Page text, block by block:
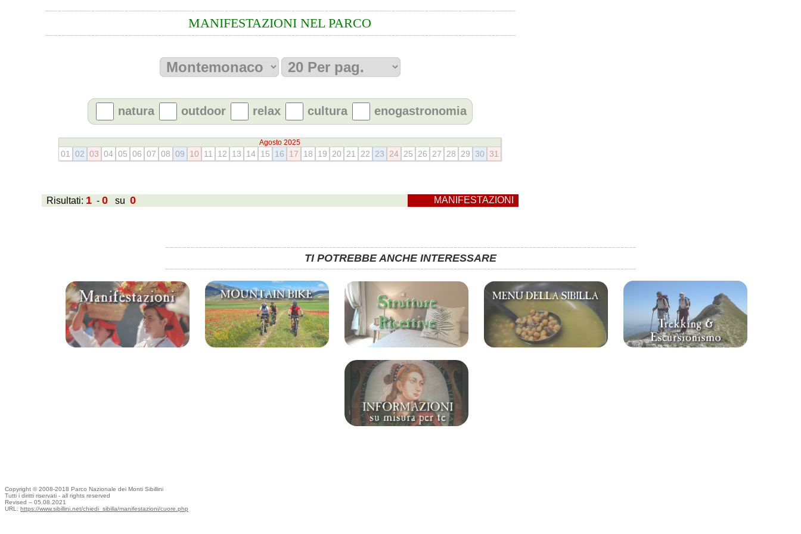
MANIFESTAZIONI NEL PARCO
natura outdoor relax cultura enogastronomia
Agosto 2025
01 02 03 04 05 06 07 08 09 10 11 12 13 14 15 16 17 18 19 20 21 22 23 24 25 26 27 28 29 30 31
Risultati: 1- 0su 0 MANIFESTAZIONI
TI POTREBBE ANCHE INTERESSARE
Copyright © 2008-2018 Parco Nazionale dei Monti Sibillini
Tutti i diritti riservati - all rights reserved
Revised -- 05.08.2021
URL: https://www.sibillini.net/chiedi_sibilla/manifestazioni/cuore.php